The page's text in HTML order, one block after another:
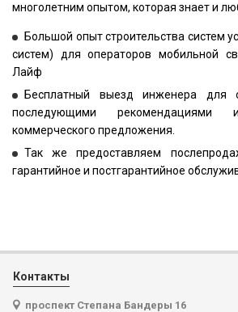
многолетним опытом, которая знает и
Большой опыт строительства систем
систем) для операторов мобильной
Лайф
Бесплатный выезд инженера для
последующими рекомендациями
коммерческого предложения.
Так же предоставляем
гарантийное и постгарантийное
Контакты
проспект Степана Бандеры 16